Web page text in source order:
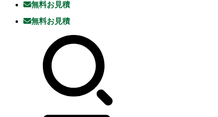
無料お見積
無料お見積